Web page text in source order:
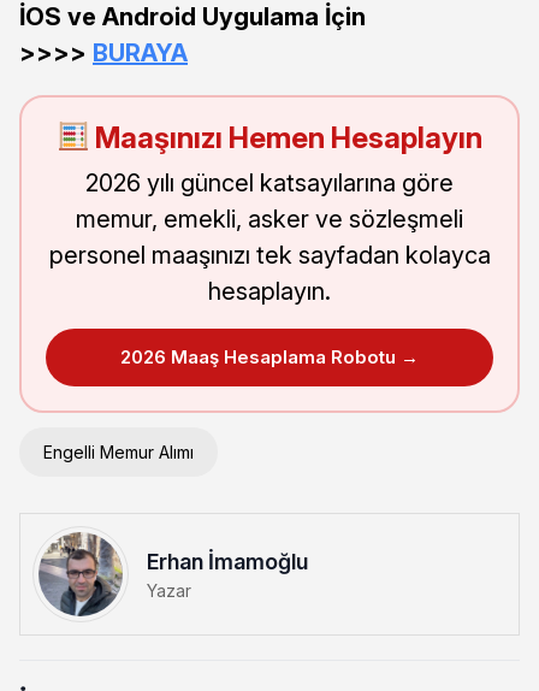
İOS ve Android Uygulama İçin
>>>> BURAYA
Maaşınızı Hemen Hesaplayın
2026 yılı güncel katsayılarına göre
memur, emekli, asker ve sözleşmeli
personel maaşınızı tek sayfadan kolayca
hesaplayın.
2026 Maaş Hesaplama Robotu →
Engelli Memur Alımı
Erhan İmamoğlu
Yazar